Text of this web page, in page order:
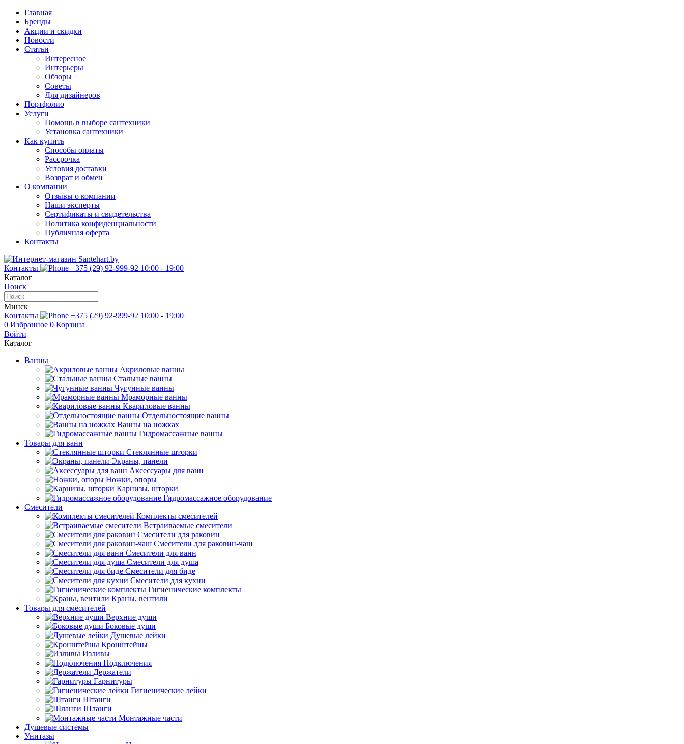
Главная
Бренды
Акции и скидки
Новости
Статьи
Интересное
Интерьеры
Обзоры
Советы
Для дизайнеров
Портфолио
Услуги
Помощь в выборе сантехники
Установка сантехники
Как купить
Способы оплаты
Рассрочка
Условия доставки
Возврат и обмен
О компании
Отзывы о компании
Наши эксперты
Сертификаты и свидетельства
Политика конфиденциальности
Публичная оферта
Контакты
Контакты +375 (29) 92-999-92 10:00 - 19:00
Каталог
Поиск
Минск
Контакты
+375 (29) 92-999-92 10:00 - 19:00
0 Избранное 0 Корзина
Войти
Каталог
Ванны
Акриловые ванны
Стальные ванны
Чугунные ванны
Мраморные ванны
Квариловые ванны
Отдельностоящие ванны
Ванны на ножках
Гидромассажные ванны
Товары для ванн
Стеклянные шторки
Экраны, панели
Аксессуары для ванн
Ножки, опоры
Карнизы, шторки
Гидромассажное оборудование
Смесители
Комплекты смесителей
Встраиваемые смесители
Смесители для раковин
Смесители для раковин-чаш
Смесители для ванн
Смесители для душа
Смесители для биде
Смесители для кухни
Гигиенические комплекты
Краны, вентили
Товары для смесителей
Верхние души
Боковые души
Душевые лейки
Кронштейны
Изливы
Подключения
Держатели
Гарнитуры
Гигиенические лейки
Штанги
Шланги
Монтажные части
Душевые системы
Унитазы